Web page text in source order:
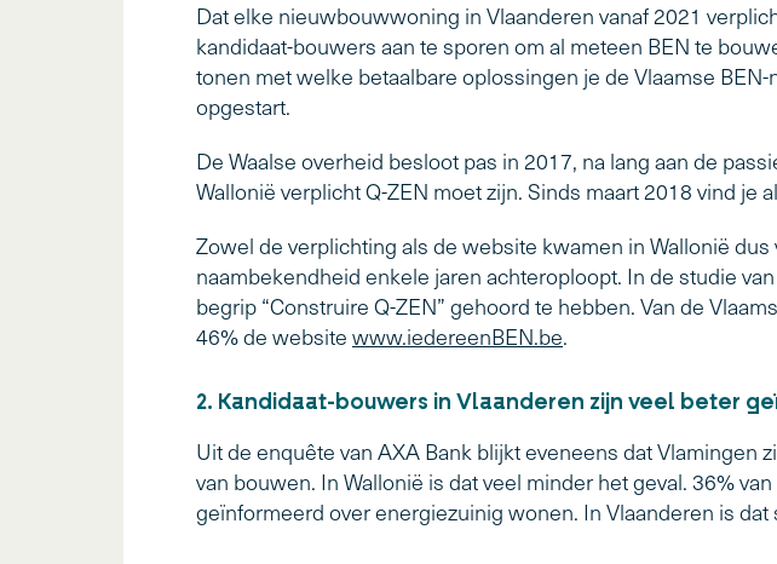
Dat elke nieuwbouwwoning in Vlaanderen vanaf 2021
kandidaat-bouwers aan te sporen om al meteen BEN te
tonen met welke betaalbare oplossingen je de Vlaamse
opgestart.
De Waalse overheid besloot pas in 2017, na lang aan de
Wallonië verplicht Q-ZEN moet zijn. Sinds maart 2018 vind je
Zowel de verplichting als de website kwamen in Wallonië
naambekendheid enkele jaren achteroploopt. In de studie
begrip “Construire Q-ZEN” gehoord te hebben. Van de
46% de website www.iedereenBEN.be.
2. Kandidaat-bouwers in Vlaanderen zijn veel beter
Uit de enquête van AXA Bank blijkt eveneens dat
van bouwen. In Wallonië is dat veel minder het geval. 36%
geïnformeerd over energiezuinig wonen. In Vlaanderen is dat